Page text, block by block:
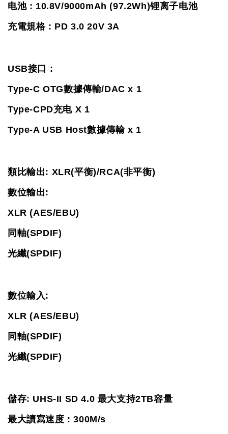
电池 : 10.8V/9000mAh (97.2Wh)锂离子电池
充電規格 : PD 3.0 20V 3A
USB接口 :
Type-C OTG數據傳輸/DAC x 1
Type-CPD充电 X 1
Type-A USB Host數據傳輸 x 1
類比輸出: XLR(平衡)/RCA(非平衡)
數位輸出:
XLR (AES/EBU)
同軸(SPDIF)
光纖(SPDIF)
數位輸入:
XLR (AES/EBU)
同軸(SPDIF)
光纖(SPDIF)
儲存: UHS-II SD 4.0 最大支持2TB容量
最大讀寫速度 : 300M/s